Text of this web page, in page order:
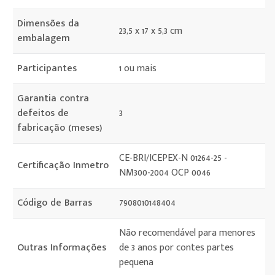
Dimensões da
embalagem
23,5 x 17 x 5,3 cm
Participantes
1 ou mais
Garantia contra
defeitos de
fabricação (meses)
3
Certificação Inmetro
CE-BRI/ICEPEX-N 01264-25 -
NM300-2004 OCP 0046
Código de Barras
7908010148404
Outras Informações
Não recomendável para menores
de 3 anos por contes partes
pequena